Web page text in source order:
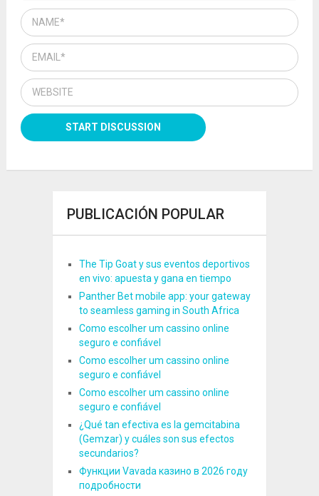
PUBLICACIÓN POPULAR
The Tip Goat y sus eventos deportivos
en vivo: apuesta y gana en tiempo
Panther Bet mobile app: your gateway
to seamless gaming in South Africa
Como escolher um cassino online
seguro e confiável
Como escolher um cassino online
seguro e confiável
Como escolher um cassino online
seguro e confiável
¿Qué tan efectiva es la gemcitabina
(Gemzar) y cuáles son sus efectos
secundarios?
Функции Vavada казино в 2026 году
подробности